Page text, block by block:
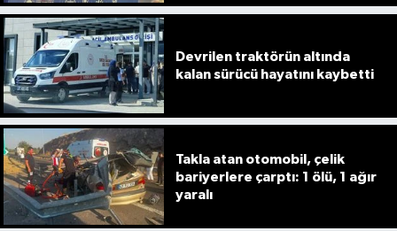
Devrilen traktörün altında
kalan sürücü hayatını kaybetti
Takla atan otomobil, çelik
bariyerlere çarptı: 1 ölü, 1 ağır
yaralı